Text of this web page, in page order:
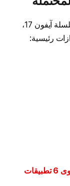
إذا صحت الشائعات، من المتوقع أن تشمل سلسلة آيفون 17،
رئيسية:
إكتشف أفضل تطبيق مكالمات فيديو: إليك أقوى 6 تطبيقات